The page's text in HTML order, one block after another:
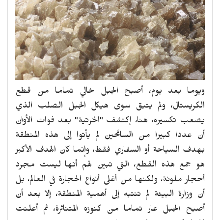
ويوما بعد يوم، أصبح الجبل خالي تماما من قطع
الكريستال، ولم يتبق سوى هيكل الجبل الصلب الذي
يصعب تكسيره، هنا، إكتشف "الخرتية" بعد فوات الأوان
أن عددا كبيرا من السائحين لم يأتوا إلى هذه المنطقة
بهدف السياحة أو السفاري فقط، وإنما كان الهدف الأكبر
هو جمع هذه القطع، التي تبين لهم أنها ليست مجرد
أحجار ملونة، ولكنها من أغلى أنواع الحجارة في العالم، بل
أن وزارة البيئة لم تنتبه إلى أهمية المنطقة، إلا بعد أن
أصبح الجبل عار تماما من كنوزه المتناثرة، ثم أعلنت